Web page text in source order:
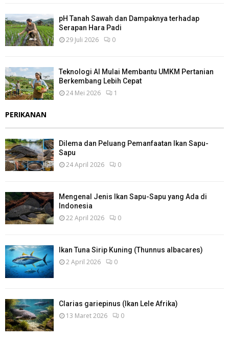
pH Tanah Sawah dan Dampaknya terhadap
Serapan Hara Padi
29 Juli 2026 0
Teknologi AI Mulai Membantu UMKM Pertanian
Berkembang Lebih Cepat
24 Mei 2026 1
PERIKANAN
Dilema dan Peluang Pemanfaatan Ikan Sapu-
Sapu
24 April 2026 0
Mengenal Jenis Ikan Sapu-Sapu yang Ada di
Indonesia
22 April 2026 0
Ikan Tuna Sirip Kuning (Thunnus albacares)
2 April 2026 0
Clarias gariepinus (Ikan Lele Afrika)
13 Maret 2026 0